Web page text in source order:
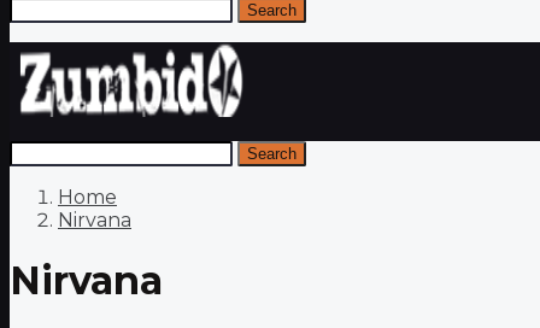
Search
Search
Home
Nirvana
Nirvana